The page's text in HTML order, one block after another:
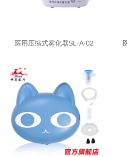
医用压缩式雾化器SL-A-02